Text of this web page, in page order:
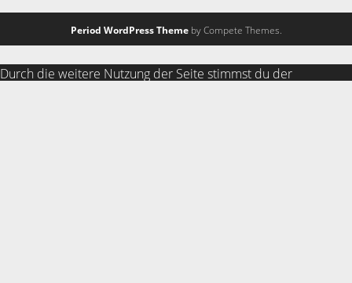
Period WordPress Themeby Compete Themes.
Durch die weitere Nutzung der Seite stimmst du der